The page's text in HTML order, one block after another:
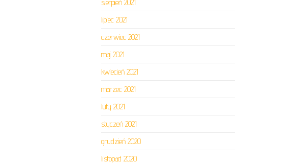
sierpień 2021
lipiec 2021
czerwiec 2021
maj 2021
kwiecień 2021
marzec 2021
luty 2021
styczeń 2021
grudzień 2020
listopad 2020